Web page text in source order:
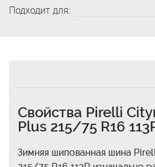
Подходит для:
Свойства Pirelli
Plus 215/75 R16
Зимняя шипованная шина